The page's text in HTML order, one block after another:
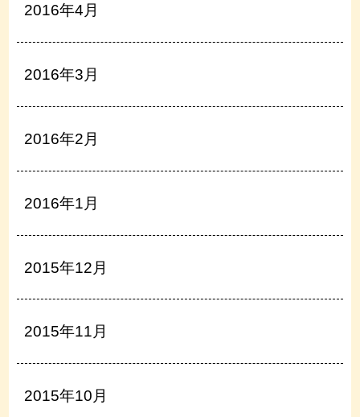
2016年4月
2016年3月
2016年2月
2016年1月
2015年12月
2015年11月
2015年10月